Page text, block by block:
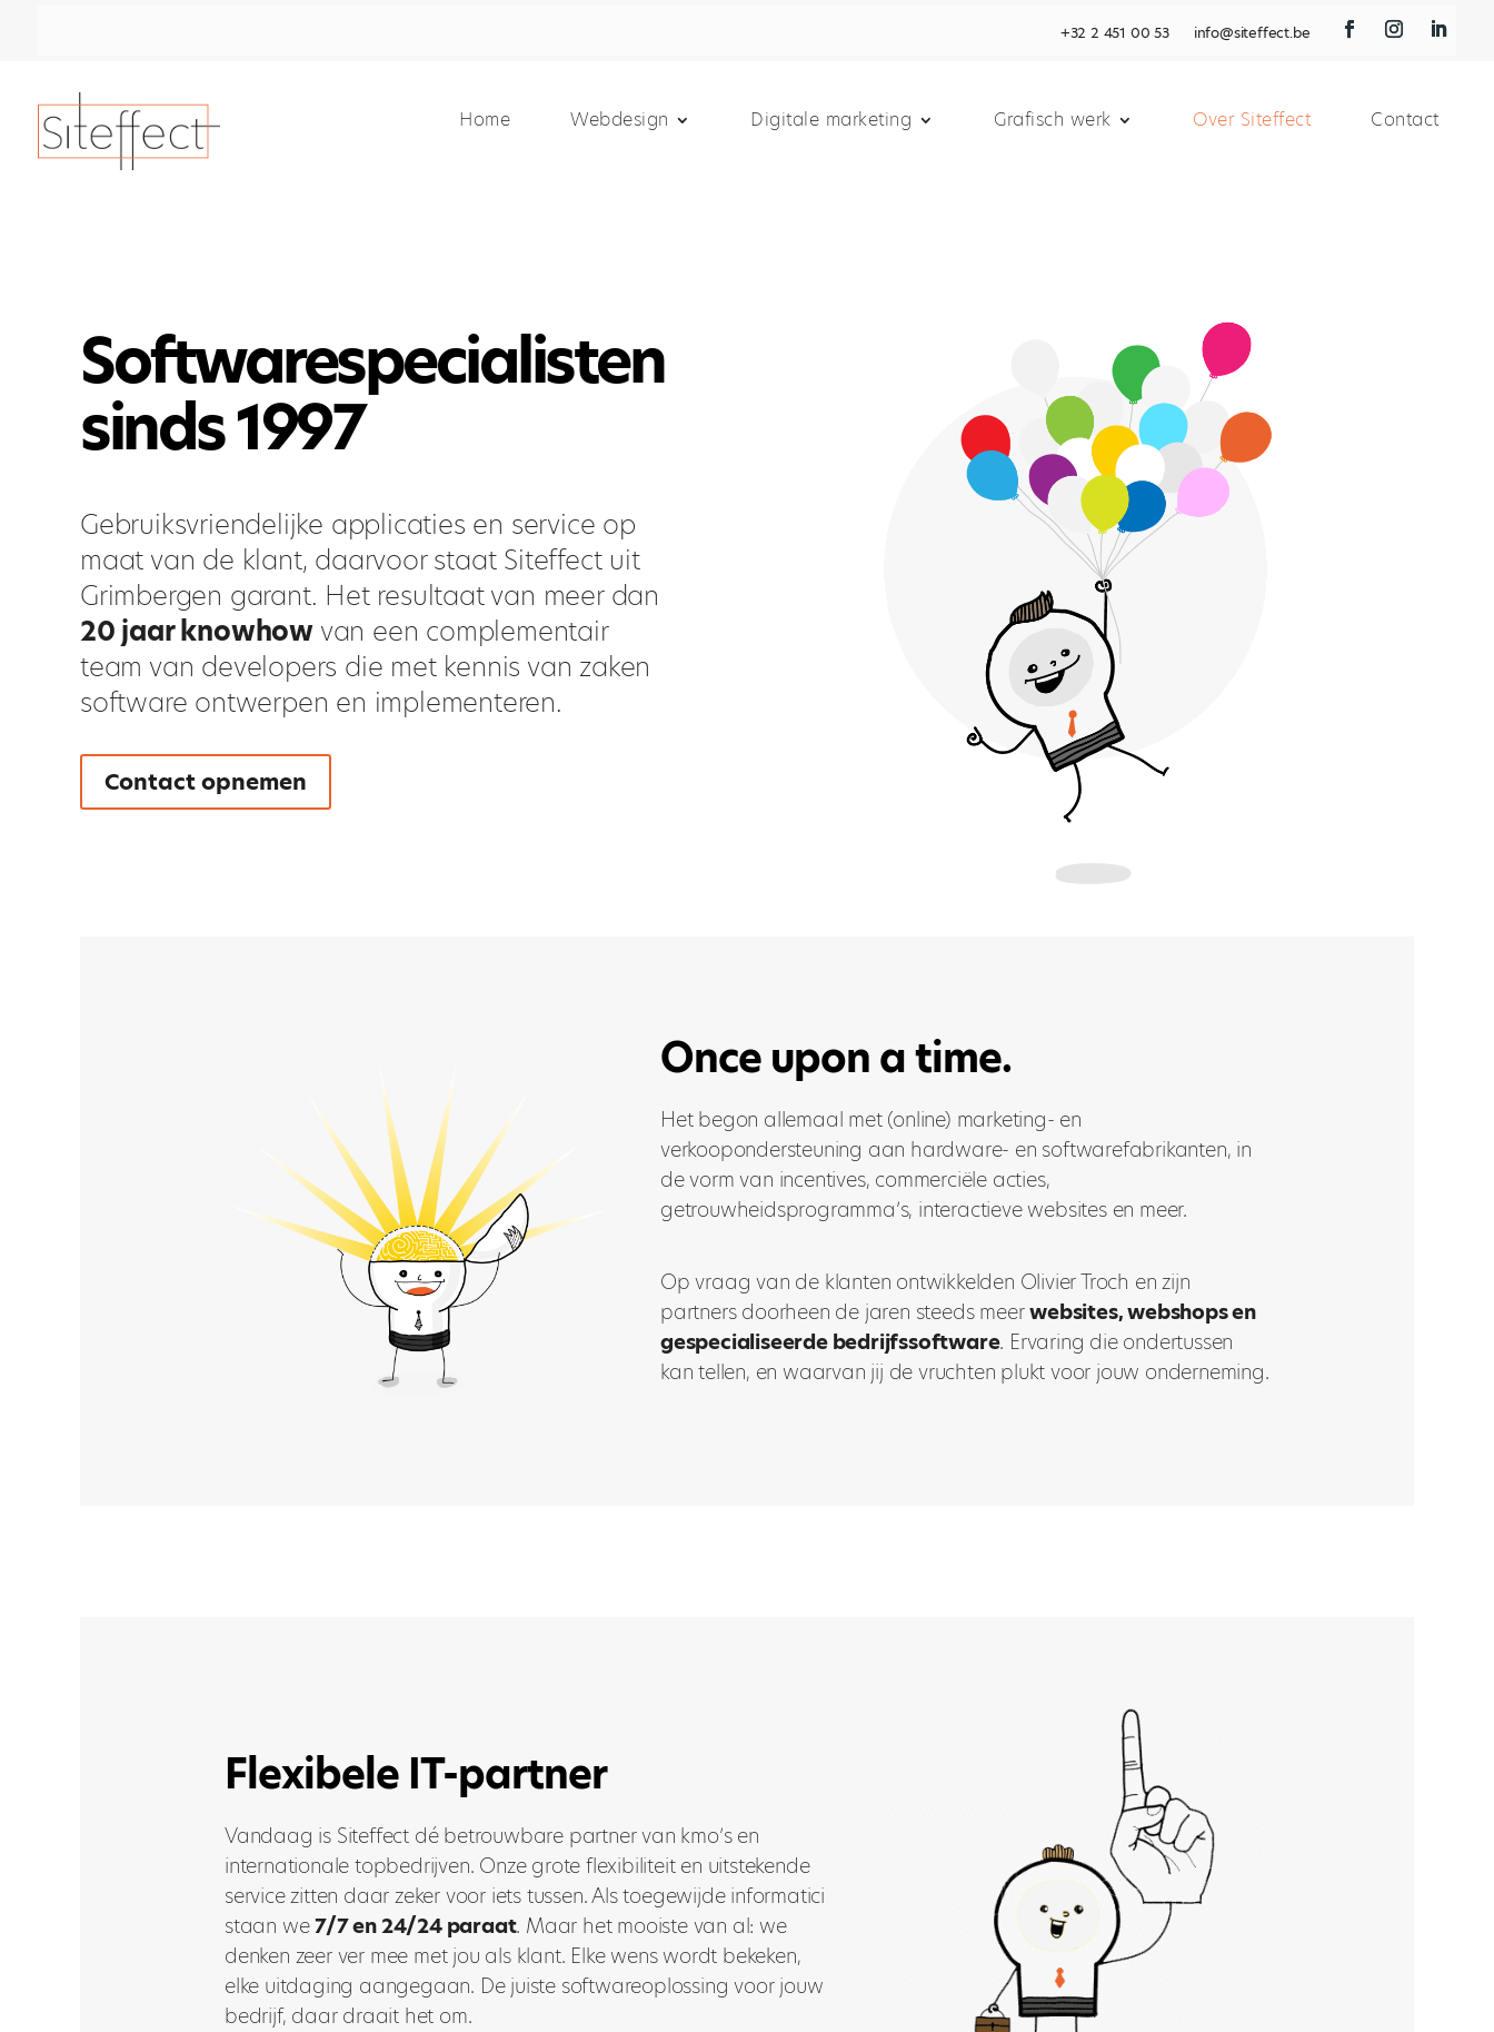
+32 2 451 00 53 info@siteffect.be
Home Webdesign Digitale marketing Grafisch werk Over Siteffect Contact
Softwarespecialisten
sinds 1997
Gebruiksvriendelijke applicaties en service op
maat van de klant, daarvoor staat Siteffect uit
Grimbergen garant. Het resultaat van meer dan
20 jaar knowhow van een complementair
team van developers die met kennis van zaken
software ontwerpen en implementeren.
Contact opnemen
Once upon a time.
Het begon allemaal met (online) marketing- en
verkoopondersteuning aan hardware- en softwarefabrikanten, in
de vorm van incentives, commerciële acties,
getrouwheidsprogramma’s, interactieve websites en meer.
Op vraag van de klanten ontwikkelden Olivier Troch en zijn
partners doorheen de jaren steeds meerwebsites, webshops en
gespecialiseerde bedrijfssoftware. Ervaring die ondertussen
kan tellen, en waarvan jij de vruchten plukt voor jouw onderneming.
Flexibele IT-partner
Vandaag is Siteffect dé betrouwbare partner van kmo’s en
internationale topbedrijven. Onze grote flexibiliteit en uitstekende
service zitten daar zeker voor iets tussen. Als toegewijde informatici
staan we7/7 en 24/24 paraat. Maar het mooiste van al: we
denken zeer ver mee met jou als klant. Elke wens wordt bekeken,
elke uitdaging aangegaan. De juiste softwareoplossing voor jouw
bedrijf, daar draait het om.